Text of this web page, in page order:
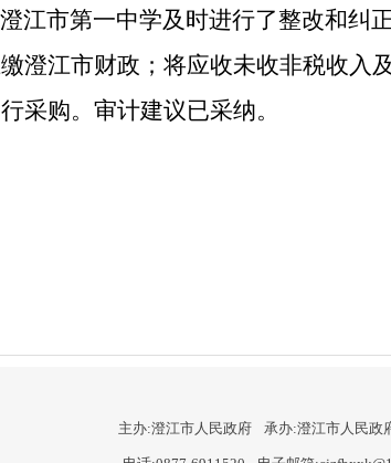
江市第一中学及时进行了整改和纠
澄江市财政；将应收未收非税收入
采购。审计建议已采纳。
主办:澄江市人民政府 承办:澄江市人民政